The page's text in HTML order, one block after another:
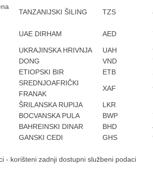
TANZANIJSKI ŠILING TZS
UAE DIRHAM AED
UKRAJINSKA HRIVNJA UAH
DONG VND
ETIOPSKI BIR ETB
SREDNJOAFRIČKI
FRANAK
XAF
ŠRILANSKA RUPIJA LKR
BOCVANSKA PULA BWP
BAHREINSKI DINAR BHD
GANSKI CEDI GHS
- korišteni zadnji dostupni službeni podaci